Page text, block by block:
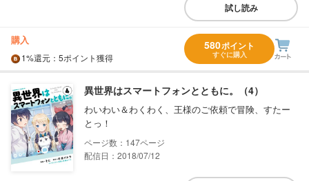
試し読み
購入
1%還元 ：5ポイント獲得
580ポイント
すぐに購入
異世界はスマートフォンとともに。（4）
わいわい＆わくわく、王様のご依頼で冒険、すたー
とっ！
147
配信日：2018/07/12